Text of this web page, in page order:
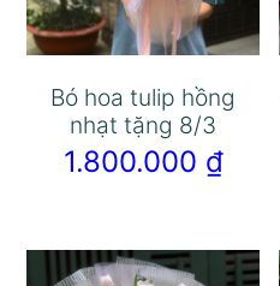
Bó hoa tulip hồng
nhạt tặng 8/3
1.800.000 ₫